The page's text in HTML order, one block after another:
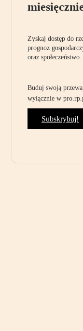
Zyskaj dostęp do
prognoz
oraz społeczeństwo.
Buduj swoją
wyłącznie w
Subskrybuj!